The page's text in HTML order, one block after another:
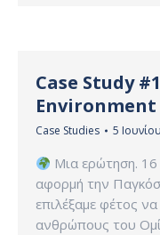
Case Study
Environment
Case Studies 5
Μια ερώτηση.
αφορμή την
επιλέξαμε φέτος
ανθρώπους του